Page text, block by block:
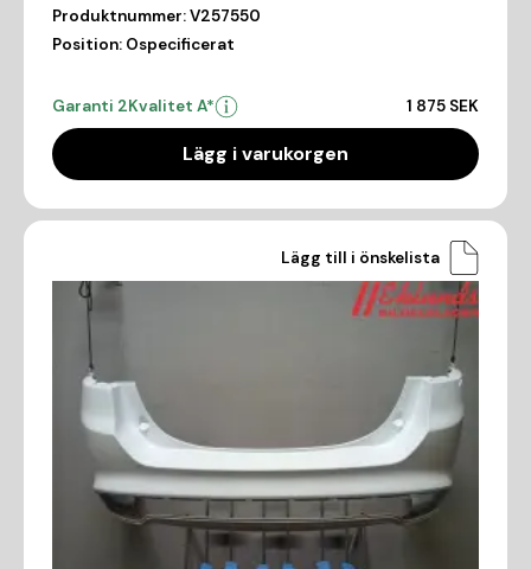
Produktnummer:V257550
Position: Ospecificerat
Garanti 2Kvalitet A* 1 875 SEK
Lägg i varukorgen
Lägg till i önskelista